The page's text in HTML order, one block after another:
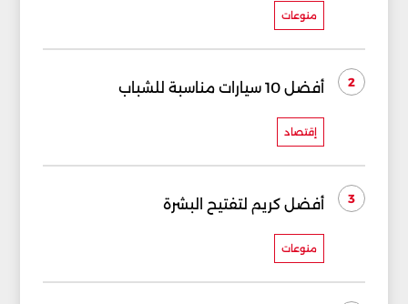
منوعات
2 أفضل 10 سيارات مناسبة للشباب
إقتصاد
3 أفضل كريم لتفتيح البشرة
منوعات